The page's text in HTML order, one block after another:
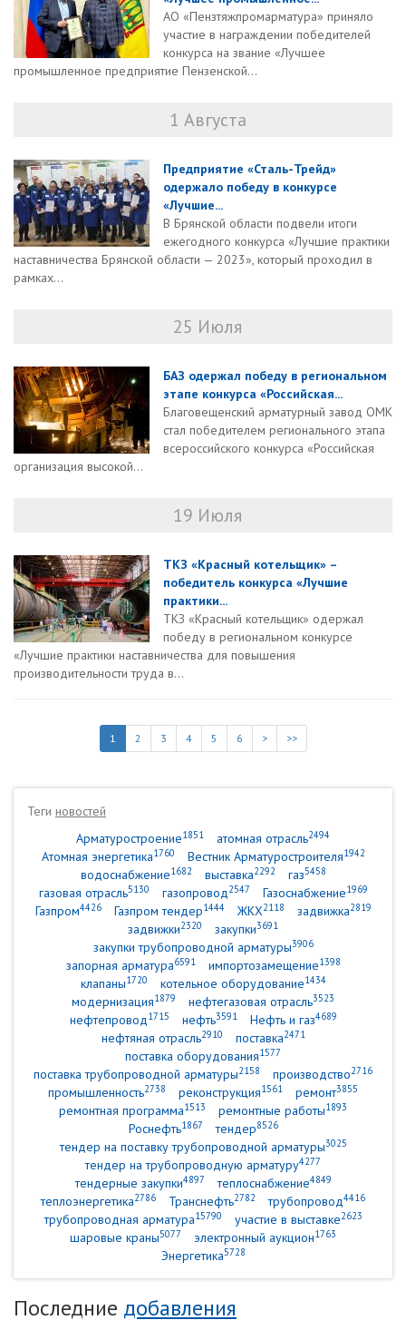
АО «Пензтяжпромарматура» приняло
участие в награждении победителей
конкурса на звание «Лучшее
промышленное предприятие Пензенской...
1 Августа
Предприятие «Сталь-Трейд»
одержало победу в конкурсе
«Лучшие...
В Брянской области подвели итоги
ежегодного конкурса «Лучшие практики
наставничества Брянской области — 2023», который проходил в
рамках...
25 Июля
БАЗ одержал победу в региональном
этапе конкурса «Российская...
Благовещенский арматурный завод ОМК
стал победителем регионального этапа
всероссийского конкурса «Российская
организация высокой...
19 Июля
ТКЗ «Красный котельщик» –
победитель конкурса «Лучшие
практики...
ТКЗ «Красный котельщик» одержал
победу в региональном конкурсе
«Лучшие практики наставничества для повышения
производительности труда в...
1 2 3 4 5 6 > >>
Теги новостей
Арматуростроение1851 атомная отрасль2494
Атомная энергетика1760 Вестник Арматуростроителя1942
водоснабжение1682 выставка2292 газ5458
газовая отрасль5130 газопровод2547 Газоснабжение1969
Газпром4426 Газпром тендер1444 ЖКХ2118 задвижка2819
задвижки2320 закупки3691
закупки трубопроводной арматуры3906
запорная арматура6591 импортозамещение1398
клапаны1720 котельное оборудование1434
модернизация1879 нефтегазовая отрасль3523
нефтепровод1715 нефть3591 Нефть и газ4689
нефтяная отрасль2910 поставка2471
поставка оборудования1577
поставка трубопроводной арматуры2158 производство2716
промышленность2738 реконструкция1561 ремонт3855
ремонтная программа1513 ремонтные работы1893
Роснефть1867 тендер8526
тендер на поставку трубопроводной арматуры3025
тендер на трубопроводную арматуру4277
тендерные закупки4897 теплоснабжение4849
теплоэнергетика2786 Транснефть2782 трубопровод4416
трубопроводная арматура15790 участие в выставке2623
шаровые краны5077 электронный аукцион1763
Энергетика5728
Последние добавления